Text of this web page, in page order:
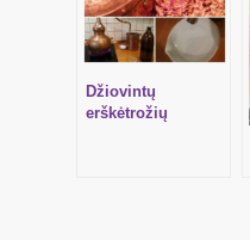
Džiovintų
erškėtrožių